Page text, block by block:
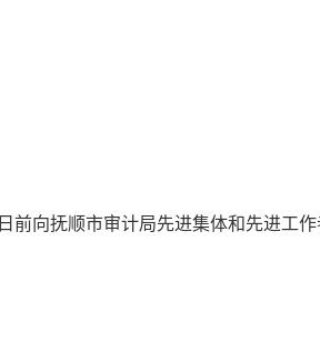
日前向抚顺市审计局先进集体和先进工